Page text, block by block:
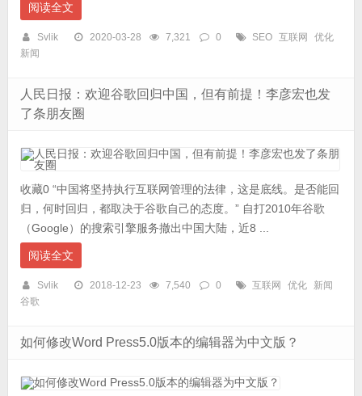
阅读全文
Svlik 2020-03-28 7,321 0 SEO 互联网
优化
新闻
人民日报：欢迎谷歌回归中国，但有前提！李彦宏也发
了条朋友圈
收藏0 “中国将坚持执行互联网管理的法律，这是底线。是否能回
归，何时回归，都取决于谷歌自己的态度。” 自打2010年谷歌
（Google）的搜索引擎服务撤出中国大陆，近8 ...
阅读全文
Svlik 2018-12-23 7,540 0 互联网 优化
新闻
谷歌
如何修改Word Press5.0版本的编辑器为中文版？